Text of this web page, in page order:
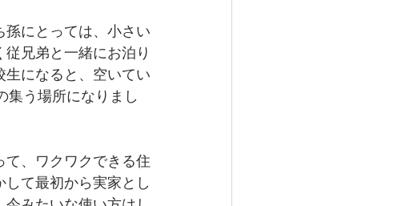
孫にとっては、小さい
兄弟と一緒にお泊り
生になると、空いてい
集う場所になりまし
、ワクワクできる住
て最初から実家とし